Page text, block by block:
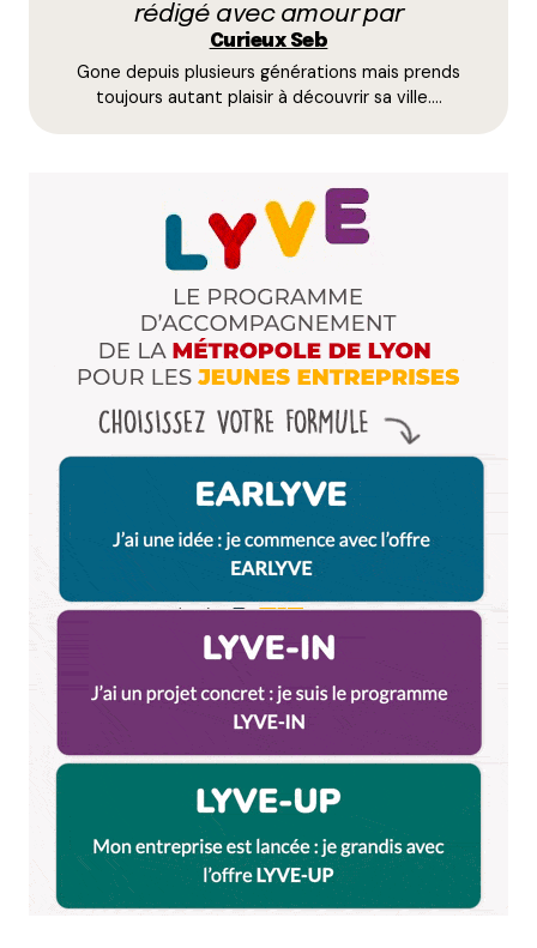
Merci beaucoup….connaissant peu la proximité de
Lyon, j’habite Chassieu…. depuis 3ans, pour aller
marcher et même disons reprendre la marche,
votre circuit est vraiment bien
Tres cordialement
Un grand Merci pour cette ballade matinale!!!! C
est comme si on y était.! Et en tous cas, on va
prévoir ça avec les garçons! MERCI
Anne Marie Alves
30 mai 2020 à 7 h 17 min
Bonjour je suis en fauteuil roulant électrique. est-ce
que je peux faire la balade ?
Bonne journée
Muriel
29 mai 2020 à 13 h 01 min
Répondre
Je pense que ce sera compliqué sur plusieurs
tronçons du parcours. Certains chemins sont
presque carrossables pour un fauteuil roulant
1 juin 2020 à 16 h 13 min
rédigé avec amour par
Curieux Seb
Gone depuis plusieurs générations mais prends
toujours autant plaisir à découvrir sa ville.…